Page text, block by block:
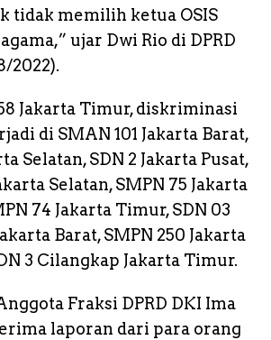
tidak memilih ketua OSIS
ujar Dwi Rio di DPRD
2022).
Jakarta Timur, diskriminasi
di SMAN 101 Jakarta Barat,
Selatan, SDN 2 Jakarta Pusat,
Selatan, SMPN 75 Jakarta
74 Jakarta Timur, SDN 03
Barat, SMPN 250 Jakarta
3 Cilangkap Jakarta Timur.
Fraksi DPRD DKI Ima
laporan dari para orang